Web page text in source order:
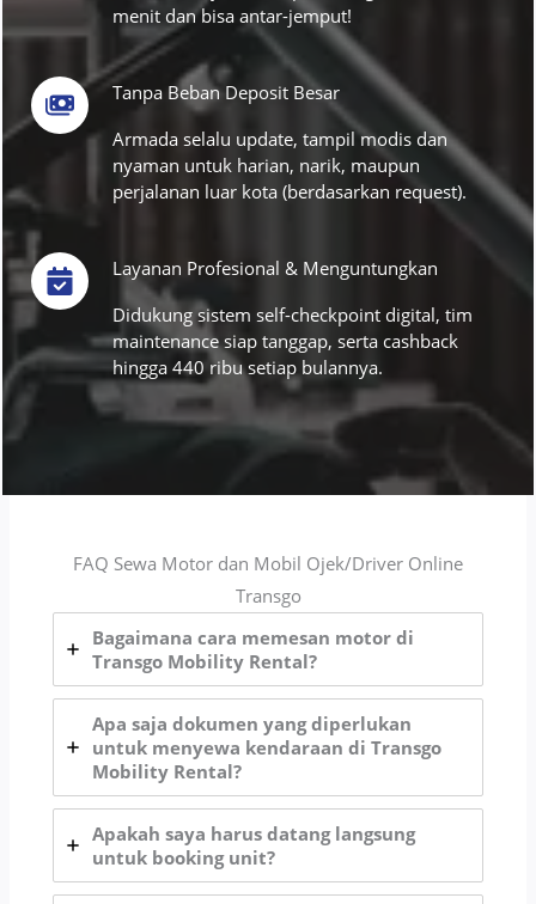
menit dan bisa antar-jemput!
Tanpa Beban Deposit Besar
Armada selalu update, tampil modis dan
nyaman untuk harian, narik, maupun
perjalanan luar kota (berdasarkan request).
Layanan Profesional & Menguntungkan
Didukung sistem self-checkpoint digital, tim
maintenance siap tanggap, serta cashback
hingga 440 ribu setiap bulannya.
FAQ Sewa Motor dan Mobil Ojek/Driver Online
Transgo
Bagaimana cara memesan motor di
Transgo Mobility Rental?
Apa saja dokumen yang diperlukan
untuk menyewa kendaraan di Transgo
Mobility Rental?
Apakah saya harus datang langsung
untuk booking unit?